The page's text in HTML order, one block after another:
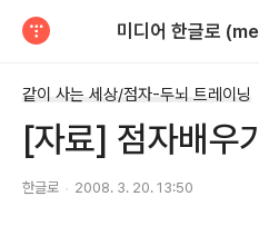
같이 사는 세상/점자-두뇌 트레이닝
[자료] 점자배우
한글로 2008. 3. 20. 13:50